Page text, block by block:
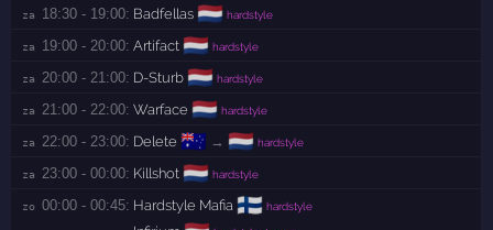
za 18:30 - 19:00: Badfellas 🇳🇱 hardstyle
za 19:00 - 20:00: Artifact 🇳🇱 hardstyle
za 20:00 - 21:00: D-Sturb 🇳🇱 hardstyle
za 21:00 - 22:00: Warface 🇳🇱 hardstyle
za 22:00 - 23:00: Delete 🇦🇺 → 🇳🇱 hardstyle
za 23:00 - 00:00: Killshot 🇳🇱 hardstyle
zo 00:00 - 00:45: Hardstyle Mafia 🇫🇮 hardstyle